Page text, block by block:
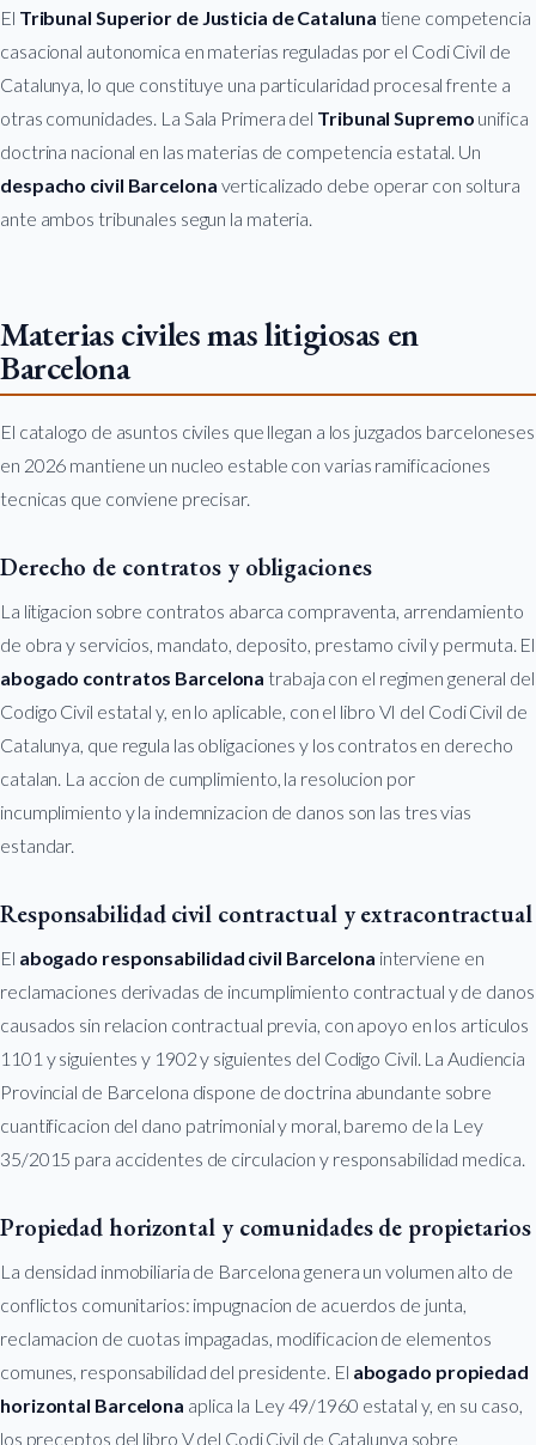
El Tribunal Superior de Justicia de Cataluna tiene competencia
casacional autonomica en materias reguladas por el Codi Civil de
Catalunya, lo que constituye una particularidad procesal frente a
otras comunidades. La Sala Primera del Tribunal Supremo unifica
doctrina nacional en las materias de competencia estatal. Un
despacho civil Barcelona verticalizado debe operar con soltura
ante ambos tribunales segun la materia.
Materias civiles mas litigiosas en
Barcelona
El catalogo de asuntos civiles que llegan a los juzgados barceloneses
en 2026 mantiene un nucleo estable con varias ramificaciones
tecnicas que conviene precisar.
Derecho de contratos y obligaciones
La litigacion sobre contratos abarca compraventa, arrendamiento
de obra y servicios, mandato, deposito, prestamo civil y permuta. El
abogado contratos Barcelona trabaja con el regimen general del
Codigo Civil estatal y, en lo aplicable, con el libro VI del Codi Civil de
Catalunya, que regula las obligaciones y los contratos en derecho
catalan. La accion de cumplimiento, la resolucion por
incumplimiento y la indemnizacion de danos son las tres vias
estandar.
Responsabilidad civil contractual y extracontractual
El abogado responsabilidad civil Barcelona interviene en
reclamaciones derivadas de incumplimiento contractual y de danos
causados sin relacion contractual previa, con apoyo en los articulos
1101 y siguientes y 1902 y siguientes del Codigo Civil. La Audiencia
Provincial de Barcelona dispone de doctrina abundante sobre
cuantificacion del dano patrimonial y moral, baremo de la Ley
35/2015 para accidentes de circulacion y responsabilidad medica.
Propiedad horizontal y comunidades de propietarios
La densidad inmobiliaria de Barcelona genera un volumen alto de
conflictos comunitarios: impugnacion de acuerdos de junta,
reclamacion de cuotas impagadas, modificacion de elementos
comunes, responsabilidad del presidente. El abogado propiedad
horizontal Barcelona aplica la Ley 49/1960 estatal y, en su caso,
los preceptos del libro V del Codi Civil de Catalunya sobre